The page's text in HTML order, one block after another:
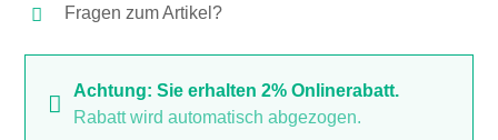
Fragen zum Artikel?
Achtung: Sie erhalten 2% Onlinerabatt.
Rabatt wird automatisch abgezogen.